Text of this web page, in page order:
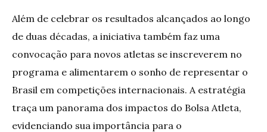
Além de celebrar os resultados alcançados ao longo
de duas décadas, a iniciativa também faz uma
convocação para novos atletas se inscreverem no
programa e alimentarem o sonho de representar o
Brasil em competições internacionais. A estratégia
traça um panorama dos impactos do Bolsa Atleta,
evidenciando sua importância para o